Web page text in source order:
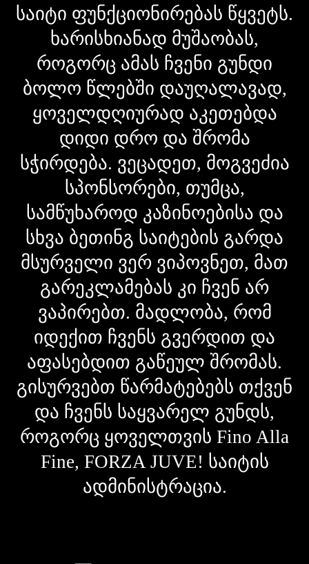
საიტი ფუნქციონირებას წყვეტს.
ხარისხიანად მუშაობას,
როგორც ამას ჩვენი გუნდი
ბოლო წლებში დაუღალავად,
ყოველდღიურად აკეთებდა
დიდი დრო და შრომა
სჭირდება. ვეცადეთ, მოგვეძია
სპონსორები, თუმცა,
სამწუხაროდ კაზინოებისა და
სხვა ბეთინგ საიტების გარდა
მსურველი ვერ ვიპოვნეთ, მათ
გარეკლამებას კი ჩვენ არ
ვაპირებთ. მადლობა, რომ
იდექით ჩვენს გვერდით და
აფასებდით გაწეულ შრომას.
გისურვებთ წარმატებებს თქვენ
და ჩვენს საყვარელ გუნდს,
როგორც ყოველთვის Fino Alla
Fine, FORZA JUVE! საიტის
ადმინისტრაცია.